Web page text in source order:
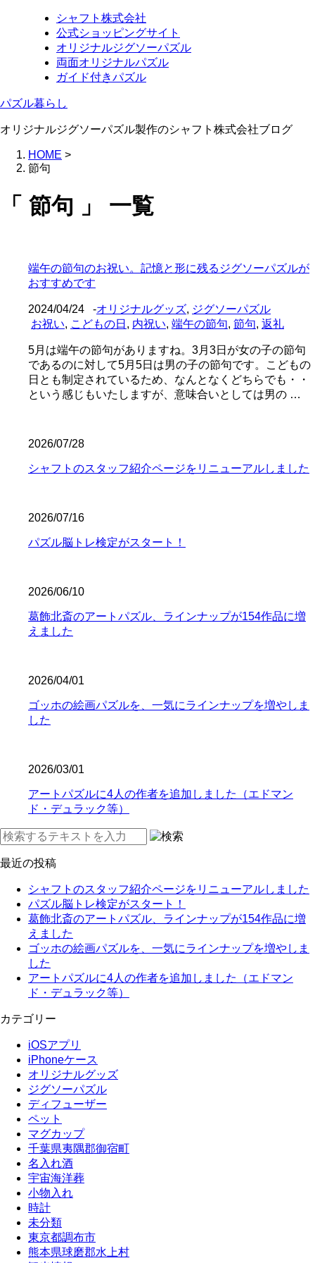
シャフト株式会社
公式ショッピングサイト
オリジナルジグソーパズル
両面オリジナルパズル
ガイド付きパズル
パズル暮らし
オリジナルジグソーパズル製作のシャフト株式会社ブログ
HOME >
節句
「 節句 」 一覧
端午の節句のお祝い。記憶と形に残るジグソーパズルが
おすすめです
2024/04/24 -オリジナルグッズ, ジグソーパズル
お祝い, こどもの日 , 内祝い, 端午の節句, 節句, 返礼
5月は端午の節句がありますね。3月3日が女の子の節句
であるのに対して5月5日は男の子の節句です。こどもの
日とも制定されているため、なんとなくどちらでも・・
という感じもいたしますが、意味合いとしては男の …
2026/07/28
シャフトのスタッフ紹介ページをリニューアルしました
2026/07/16
パズル脳トレ検定がスタート！
2026/06/10
葛飾北斎のアートパズル、ラインナップが154作品に増
えました
2026/04/01
ゴッホの絵画パズルを、一気にラインナップを増やしま
した
2026/03/01
アートパズルに4人の作者を追加しました（エドマン
ド・デュラック等）
最近の投稿
シャフトのスタッフ紹介ページをリニューアルしました
パズル脳トレ検定がスタート！
葛飾北斎のアートパズル、ラインナップが154作品に増
えました
ゴッホの絵画パズルを、一気にラインナップを増やしま
した
アートパズルに4人の作者を追加しました（エドマン
ド・デュラック等）
カテゴリー
iOSアプリ
iPhoneケース
オリジナルグッズ
ジグソーパズル
ディフューザー
ペット
マグカップ
千葉県夷隅郡御宿町
名入れ酒
宇宙海洋葬
小物入れ
時計
未分類
東京都調布市
熊本県球磨郡水上村